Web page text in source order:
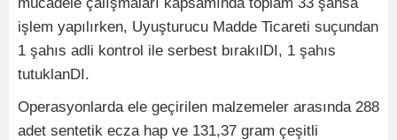
işlem yapılırken, Uyuşturucu Madde Ticareti suçundan
1 şahıs adli kontrol ile serbest bırakılDI, 1 şahıs
tutuklanDI.
Operasyonlarda ele geçirilen malzemeler arasında 288
adet sentetik ecza hap ve 131,37 gram çeşitli